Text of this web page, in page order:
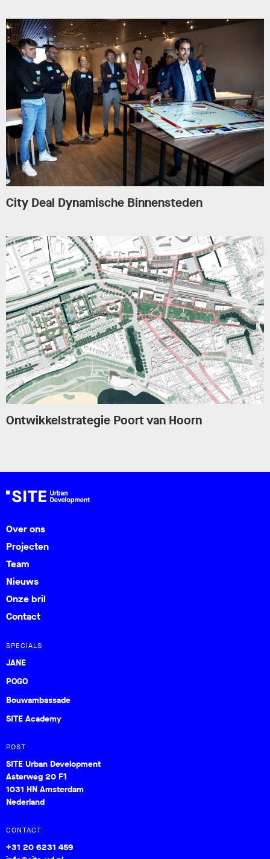
City Deal Dynamische Binnensteden
Ontwikkelstrategie Poort van Hoorn
Over ons
Projecten
Team
Nieuws
Onze bril
Contact
SPECIALS
JANE
POGO
Bouwambassade
SITE Academy
POST
SITE Urban Development
Asterweg 20 F1
1031 HN Amsterdam
Nederland
CONTACT
+31 20 6231 459